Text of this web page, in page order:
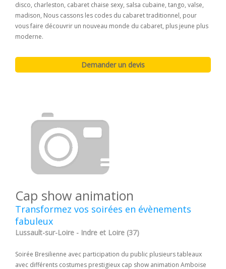
disco, charleston, cabaret chaise sexy, salsa cubaine, tango, valse,
madison, Nous cassons les codes du cabaret traditionnel, pour
vous faire découvrir un nouveau monde du cabaret, plus jeune plus
moderne.
Cap show animation
Transformez vos soirées en évènements
fabuleux
Lussault-sur-Loire - Indre et Loire (37)
Soirée Bresilienne avec participation du public plusieurs tableaux
avec différents costumes prestigieux cap show animation Amboise